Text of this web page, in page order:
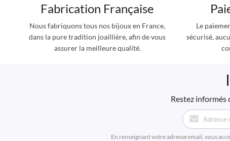
Fabrication Française
Nous fabriquons tous nos bijoux en France,
dans la pure tradition joaillière, afin de vous
assurer la meilleure qualité.
Le
sécurisé,
Restez informés
En renseignant votre adresse email, vous